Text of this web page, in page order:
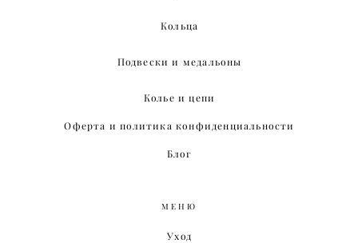
Кольца
Подвески и медальоны
Колье и цепи
Оферта и политика конфиденциальности
Блог
МЕНЮ
Уход